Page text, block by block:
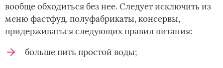
вообще обходиться без нее. Следует исключить из
меню фастфуд, полуфабрикаты, консервы,
придерживаться следующих правил питания:
больше пить простой воды;